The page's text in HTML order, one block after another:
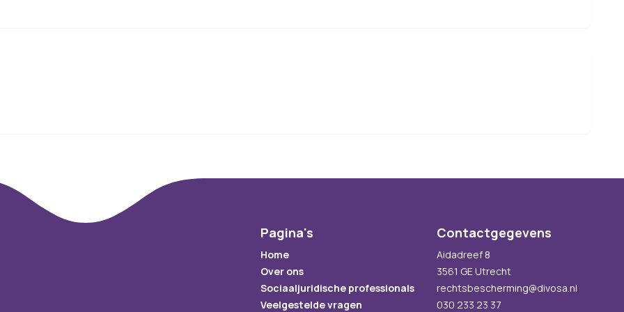
Pagina's
Home
Over ons
Sociaaljuridische professionals
Veelgestelde vragen
Contactgegevens
Aidadreef 8
3561 GE Utrecht
rechtsbescherming@divosa.nl
030 233 23 37